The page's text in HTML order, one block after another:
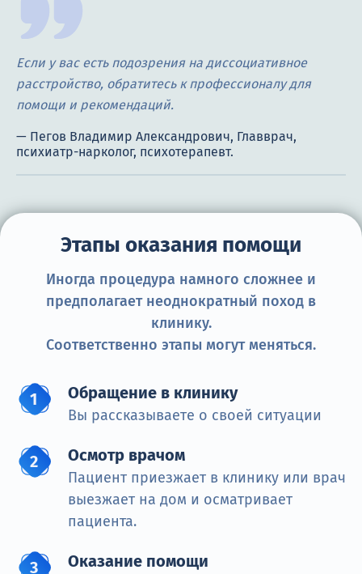
Если у вас есть подозрения на диссоциативное
расстройство, обратитесь к профессионалу для
помощи и рекомендаций.
Этапы оказания помощи
Иногда процедура намного сложнее и
предполагает неоднократный поход в
клинику.
Соответственно этапы могут меняться.
Обращение в клинику
Вы рассказываете о своей ситуации
Осмотр врачом
Пациент приезжает в клинику или врач
выезжает на дом и осматривает
пациента.
Оказание помощи